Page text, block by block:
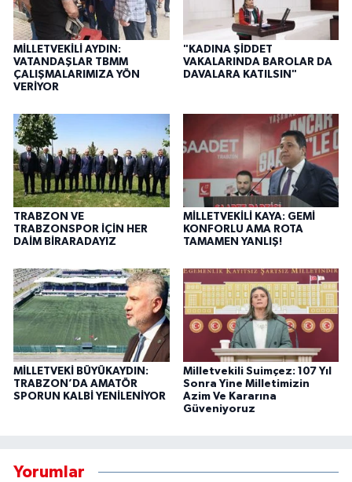
MİLLETVEKİLİ AYDIN:
VATANDAŞLAR TBMM
ÇALIŞMALARIMIZA YÖN
VERİYOR
"KADINA ŞİDDET
VAKALARINDA BAROLAR DA
DAVALARA KATILSIN"
TRABZON VE
TRABZONSPOR İÇİN HER
DAİM BİRARADAYIZ
MİLLETVEKİLİ KAYA: GEMİ
KONFORLU AMA ROTA
TAMAMEN YANLIŞ!
MİLLETVEKİ BÜYÜKAYDIN:
TRABZON’DA AMATÖR
SPORUN KALBİ YENİLENİYOR
Milletvekili Suimçez: 107 Yıl
Sonra Yine Milletimizin
Azim Ve Kararına
Güveniyoruz
Yorumlar